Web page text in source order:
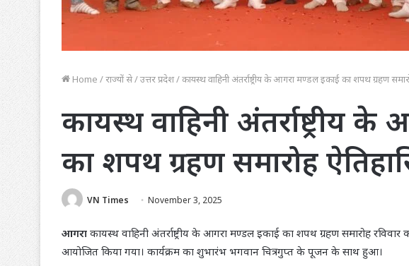
Home /राज्यों से/उत्तर प्रदेश/कायस्थ वाहिनी अंतर्राष्ट्रीय के आगरा मण्डल इकाई का शपथ ग्रहण
कायस्थ वाहिनी अंतर्राष्ट्रीय
का शपथ ग्रहण समारोह
VN Times November 3, 2025
आगरा कायस्थ वाहिनी अंतर्राष्ट्रीय के आगरा मण्डल इकाई का शपथ ग्रहण समारोह रविवार
आयोजित किया गया। कार्यक्रम का शुभारंभ भगवान चित्रगुप्त के पूजन के साथ हुआ।